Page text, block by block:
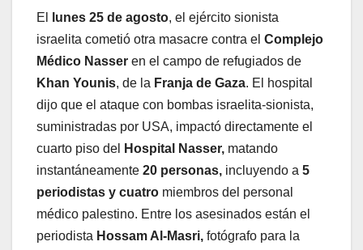
El lunes 25 de agosto, el ejército sionista
israelita cometió otra masacre contra el Complejo
Médico Nasser en el campo de refugiados de
Khan Younis, de la Franja de Gaza. El hospital
dijo que el ataque con bombas israelita-sionista,
suministradas por USA, impactó directamente el
cuarto piso del
Hospital Nasser, matando
instantáneamente 20 personas, incluyendo a 5
periodistas y cuatro miembros del personal
médico palestino. Entre los asesinados están el
periodista Hossam Al-Masri, fotógrafo para la